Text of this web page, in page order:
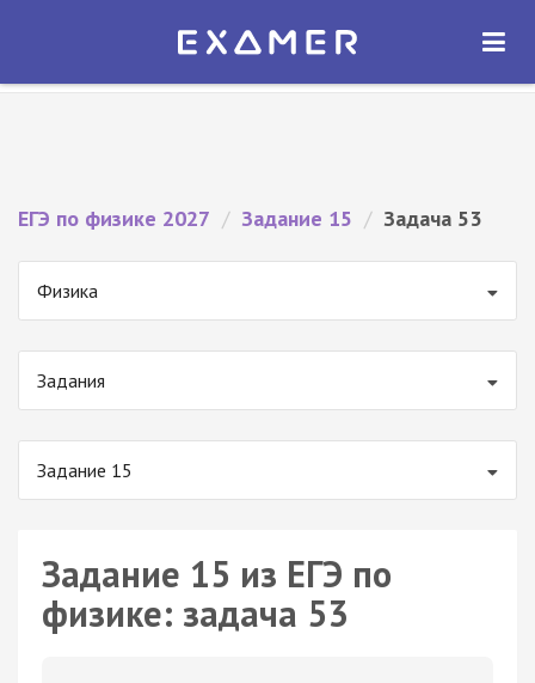
Экзамер — ЕГЭ 2027
ОТКРЫТЬ
ЕГЭ по физике 2027 / Задание 15 / Задача 53
Физика
Задания
Задание 15
Задание 15 из ЕГЭ по
физике: задача 53